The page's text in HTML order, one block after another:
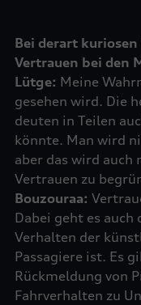
Bei derart
Vertrauen bei den
Lütge: Meine
gesehen wird. Die
deuten in Teilen
könnte. Man wird
aber das wird
Bouzouraa:
Dabei geht es
Verhalten der
Passagiere ist. Es
Rückmeldung von
Fahrverhalten zu